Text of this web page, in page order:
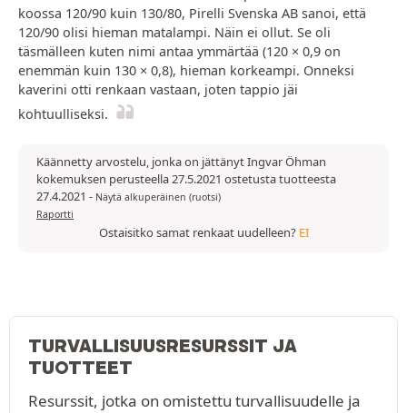
koossa 120/90 kuin 130/80, Pirelli Svenska AB sanoi, että
120/90 olisi hieman matalampi. Näin ei ollut. Se oli
täsmälleen kuten nimi antaa ymmärtää (120 × 0,9 on
enemmän kuin 130 × 0,8), hieman korkeampi. Onneksi
kaverini otti renkaan vastaan, joten tappio jäi
kohtuulliseksi.
Käännetty arvostelu, jonka on jättänyt Ingvar Öhman
kokemuksen perusteella 27.5.2021 ostetusta tuotteesta
27.4.2021 - Näytä alkuperäinen (ruotsi)
Raportti
Ostaisitko samat renkaat uudelleen? EI
TURVALLISUUSRESURSSIT JA
TUOTTEET
Resurssit, jotka on omistettu turvallisuudelle ja